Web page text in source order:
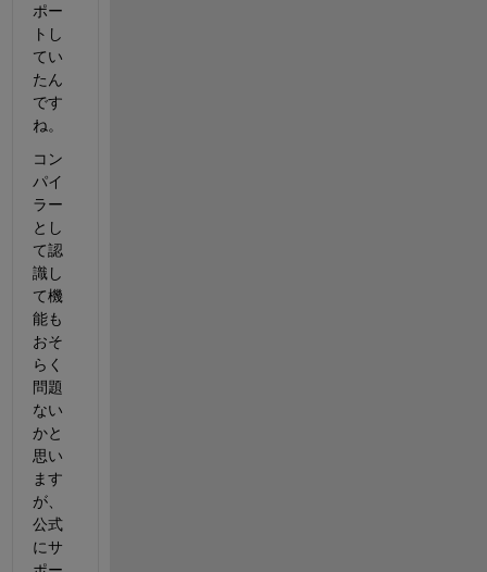
ポー
トし
てい
たん
です
ね。
コン
パイ
ラー
とし
て認
識し
て機
能も
おそ
らく
問題
ない
かと
思い
ます
が、
公式
にサ